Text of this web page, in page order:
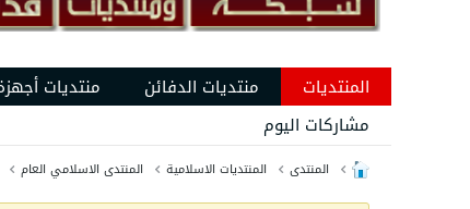
المنتديات منتديات الدفائن
منتديات
مشاركات اليوم
المنتدى المنتديات الاسلامية المنتدى الاسلامي العام